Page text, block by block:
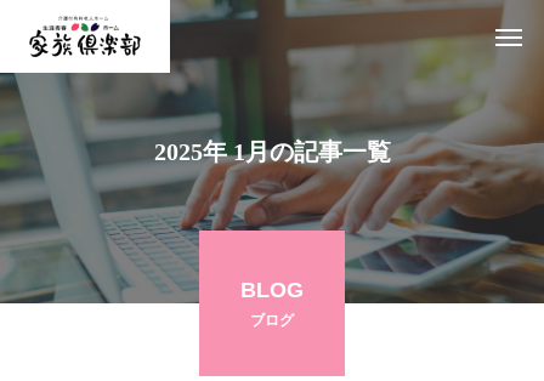
2025年 1月の記事一覧
BLOG
ブログ